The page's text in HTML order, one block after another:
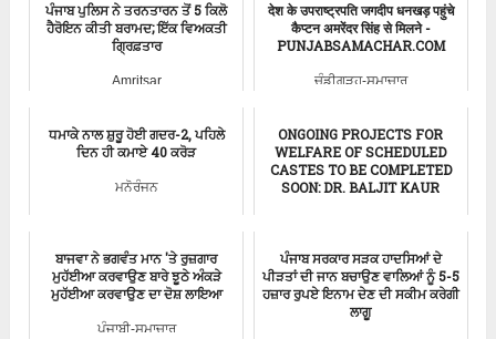
ਪੰਜਾਬ ਪੁਲਿਸ ਨੇ ਤਰਨਤਾਰਨ ਤੋਂ 5 ਕਿਲੋ
ਹੈਰੋਇਨ ਕੀਤੀ ਬਰਾਮਦ; ਇੱਕ ਵਿਅਕਤੀ
ਗ੍ਰਿਫ਼ਤਾਰ
Amritsar
देश के उपराष्ट्रपति जगदीप धनखड़ पहुंचे
कैप्टन अमरेंदर सिंह से मिलने -
PUNJABSAMACHAR.COM
ਚੰਡੀਗੜ੍ਹ-ਸਮਾਚਾਰ
ਧਮਾਕੇ ਨਾਲ ਸ਼ੁਰੂ ਹੋਈ ਗਦਰ-2, ਪਹਿਲੇ
ਦਿਨ ਹੀ ਕਮਾਏ 40 ਕਰੋੜ
ਮਨੋਰੰਜਨ
ONGOING PROJECTS FOR
WELFARE OF SCHEDULED
CASTES TO BE COMPLETED
SOON: DR. BALJIT KAUR
ਬਾਜਵਾ ਨੇ ਭਗਵੰਤ ਮਾਨ 'ਤੇ ਰੁਜ਼ਗਾਰ
ਮੁਹੱਈਆ ਕਰਵਾਉਣ ਬਾਰੇ ਝੂਠੇ ਅੰਕੜੇ
ਮੁਹੱਈਆ ਕਰਵਾਉਣ ਦਾ ਦੋਸ਼ ਲਾਇਆ
ਪੰਜਾਬੀ-ਸਮਾਚਾਰ
ਪੰਜਾਬ ਸਰਕਾਰ ਸੜਕ ਹਾਦਸਿਆਂ ਦੇ
ਪੀੜਤਾਂ ਦੀ ਜਾਨ ਬਚਾਉਣ ਵਾਲਿਆਂ ਨੂੰ 5-5
ਹਜ਼ਾਰ ਰੁਪਏ ਇਨਾਮ ਦੇਣ ਦੀ ਸਕੀਮ ਕਰੇਗੀ
ਲਾਗੂ